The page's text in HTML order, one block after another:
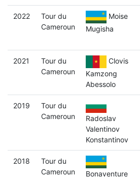
2022
Tour du
Cameroun
Moise
Mugisha
2021
Tour du
Cameroun
Clovis
Kamzong
Abessolo
2019
Tour du
Cameroun
Radoslav
Valentinov
Konstantinov
2018
Tour du
Cameroun
Bonaventure